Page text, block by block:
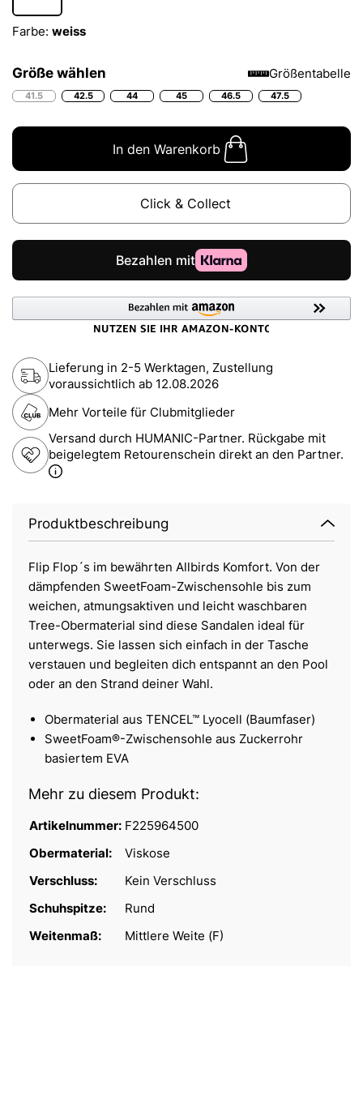
Farbe: weiss
Größe wählen Größentabelle
41.5 42.5 44 45 46.5 47.5
In den Warenkorb
Click & Collect
Lieferung in 2-5 Werktagen, Zustellung
voraussichtlich ab 12.08.2026
Mehr Vorteile für Clubmitglieder
Versand durch HUMANIC-Partner. Rückgabe mit
beigelegtem Retourenschein direkt an den Partner.
Produktbeschreibung
Flip Flop´s im bewährten Allbirds Komfort. Von der
dämpfenden SweetFoam-Zwischensohle bis zum
weichen, atmungsaktiven und leicht waschbaren
Tree-Obermaterial sind diese Sandalen ideal für
unterwegs. Sie lassen sich einfach in der Tasche
verstauen und begleiten dich entspannt an den Pool
oder an den Strand deiner Wahl.
Obermaterial aus TENCEL™ Lyocell (Baumfaser)
SweetFoam®-Zwischensohle aus Zuckerrohr
basiertem EVA
Mehr zu diesem Produkt:
Artikelnummer: F225964500
Obermaterial:
Viskose
Verschluss:
Kein Verschluss
Schuhspitze:
Rund
Weitenmaß:
Mittlere Weite (F)